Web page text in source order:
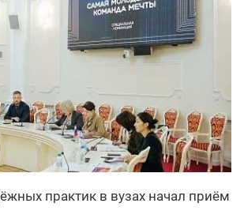
практик в вузах начал приём